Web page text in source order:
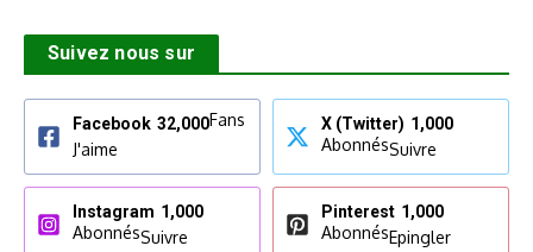
Suivez nous sur
Facebook 32,000Fans
J'aime
X (Twitter) 1,000
AbonnésSuivre
Instagram 1,000
AbonnésSuivre
Pinterest 1,000
AbonnésEpingler